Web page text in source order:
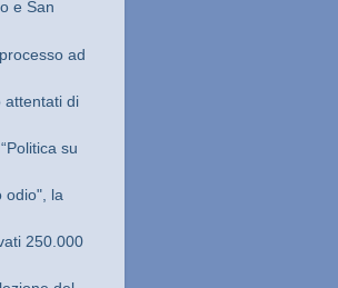
e San
ad
attentati di
su
odio", la
250.000